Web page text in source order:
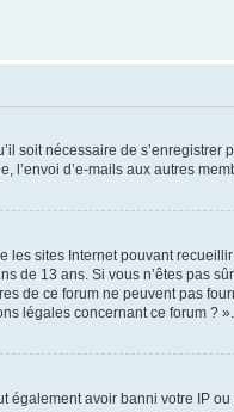
soit nécessaire de
d’e-mails aux autres
sites Internet pouvant
13 ans. Si vous n’êtes pas
de ce forum ne peuvent pas
légales concernant ce forum ? ».
avoir banni votre IP